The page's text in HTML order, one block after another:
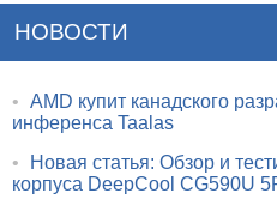
НОВОСТИ
• AMD купит канадского
инференса Taalas
•
Новая статья: Обзор и
корпуса DeepCool CG590U